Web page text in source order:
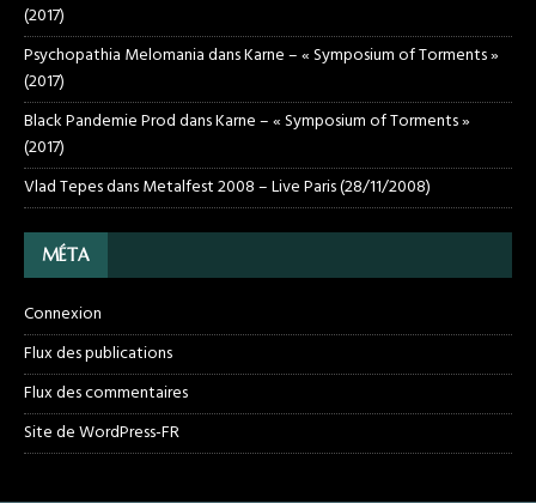
(2017)
Psychopathia MelomaniadansKarne – « Symposium of Torments »
(2017)
Black Pandemie ProddansKarne – « Symposium of Torments »
(2017)
Vlad TepesdansMetalfest 2008 – Live Paris (28/11/2008)
MÉTA
Connexion
Flux des publications
Flux des commentaires
Site de WordPress-FR